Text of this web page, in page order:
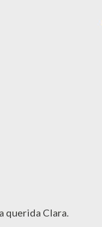
querida Clara.